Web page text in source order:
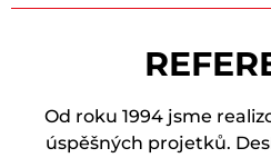
Od roku 1994 jsme
úspěšných projetků.